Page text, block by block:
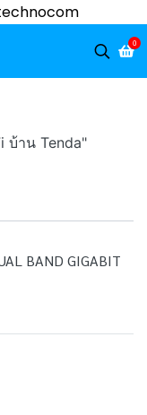
0
บ้าน Tenda"
BAND GIGABIT